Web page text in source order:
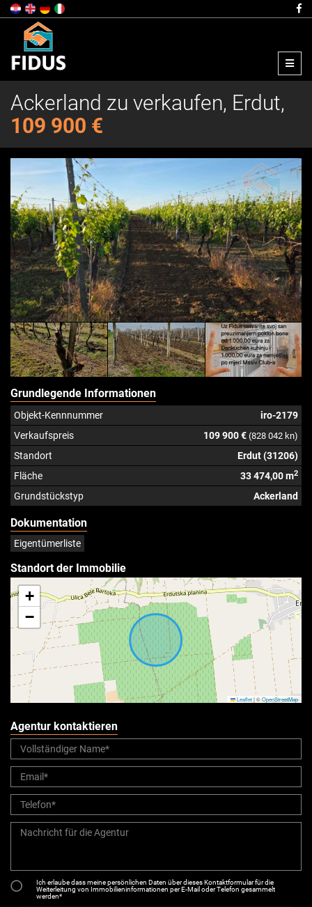
Menu
Ackerland zu verkaufen, Erdut,
109 900 €
Grundlegende Informationen
Objekt-Kennnummer
iro-2179
Verkaufspreis
109 900 € (828 042 kn)
Standort
Erdut (31206)
Fläche
33 474,00 m2
Grundstückstyp Ackerland
Dokumentation
Eigentümerliste
Standort der Immobilie
+
−
Leaflet|©OpenStreetMap
Agentur kontaktieren
Ich erlaube dass meine persönlichen Daten über dieses Kontaktformular für die
Weiterleitung von Immobilieninformationen per E-Mail oder Telefon gesammelt
werden*